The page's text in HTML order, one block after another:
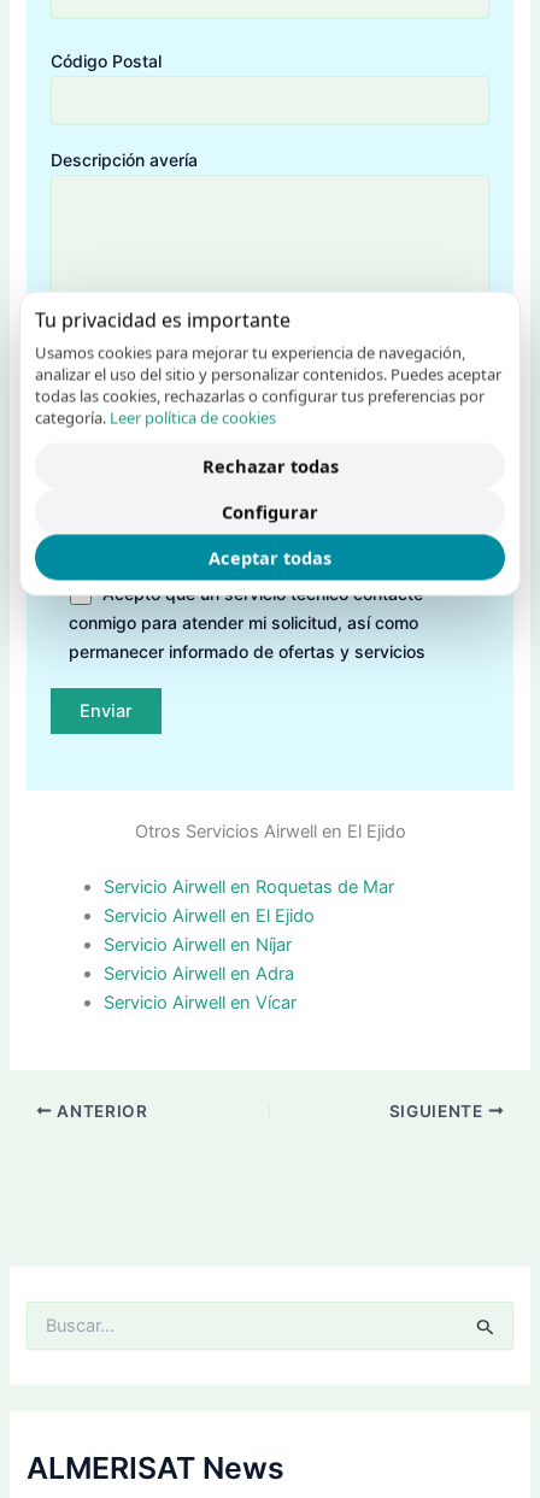
Código Postal
Descripción avería
Acepto lapolítica de privacidad
Acepto que un servicio técnico contacte
conmigo para atender mi solicitud, así como
permanecer informado de ofertas y servicios
Otros Servicios Airwell en El Ejido
Servicio Airwell en Roquetas de Mar
Servicio Airwell en El Ejido
Servicio Airwell en Níjar
Servicio Airwell en Adra
Servicio Airwell en Vícar
ANTERIOR SIGUIENTE
p
o
ALMERISAT News
Tu privacidad es importante
Usamos cookies para mejorar tu experiencia de navegación,
analizar el uso del sitio y personalizar contenidos. Puedes aceptar
todas las cookies, rechazarlas o configurar tus preferencias por
categoría. Leer política de cookies
Rechazar todas
Configurar
Aceptar todas